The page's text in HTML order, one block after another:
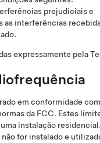
prejudiciais e
as interferências
expressamente pela
em conformidade
da FCC. Estes
instalação
for instalado e